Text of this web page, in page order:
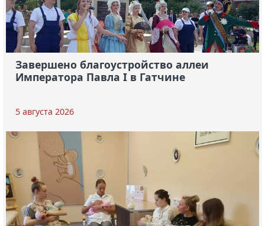
Завершено благоустройство аллеи
Императора Павла I в Гатчине
5 августа 2026